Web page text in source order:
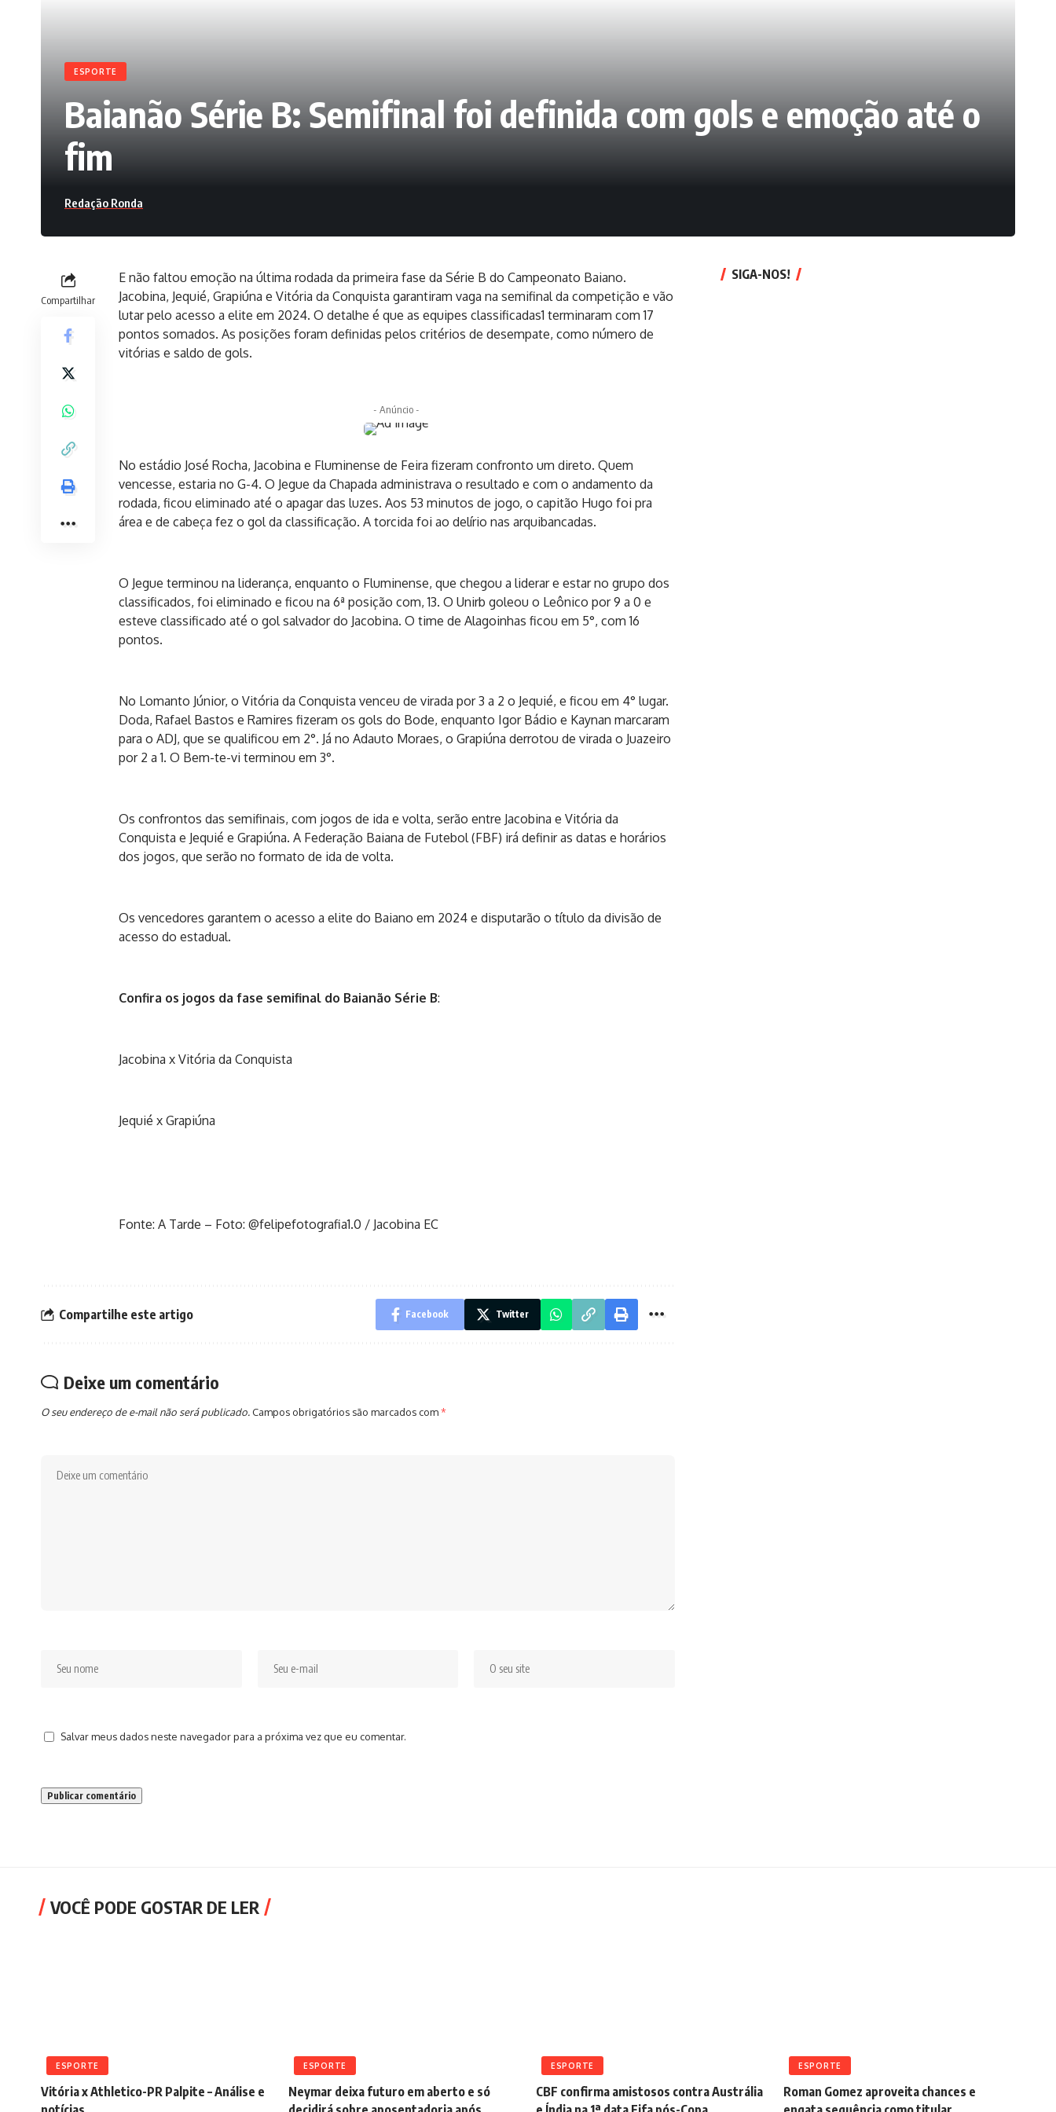
ESPORTE
Baianão Série B: Semifinal foi definida com gols e emoção até o
fim
Redação Ronda
Compartilhar
E não faltou emoção na última rodada da primeira fase da Série B do Campeonato Baiano.
Jacobina, Jequié, Grapiúna e Vitória da Conquista garantiram vaga na semifinal da competição e vão
lutar pelo acesso a elite em 2024. O detalhe é que as equipes classificadas1 terminaram com 17
pontos somados. As posições foram definidas pelos critérios de desempate, como número de
vitórias e saldo de gols.
- Anúncio -
No estádio José Rocha, Jacobina e Fluminense de Feira fizeram confronto um direto. Quem
vencesse, estaria no G-4. O Jegue da Chapada administrava o resultado e com o andamento da
rodada, ficou eliminado até o apagar das luzes. Aos 53 minutos de jogo, o capitão Hugo foi pra
área e de cabeça fez o gol da classificação. A torcida foi ao delírio nas arquibancadas.
O Jegue terminou na liderança, enquanto o Fluminense, que chegou a liderar e estar no grupo dos
classificados, foi eliminado e ficou na 6ª posição com, 13. O Unirb goleou o Leônico por 9 a 0 e
esteve classificado até o gol salvador do Jacobina. O time de Alagoinhas ficou em 5°, com 16
pontos.
No Lomanto Júnior, o Vitória da Conquista venceu de virada por 3 a 2 o Jequié, e ficou em 4° lugar.
Doda, Rafael Bastos e Ramires fizeram os gols do Bode, enquanto Igor Bádio e Kaynan marcaram
para o ADJ, que se qualificou em 2°. Já no Adauto Moraes, o Grapiúna derrotou de virada o Juazeiro
por 2 a 1. O Bem-te-vi terminou em 3°.
Os confrontos das semifinais, com jogos de ida e volta, serão entre Jacobina e Vitória da
Conquista e Jequié e Grapiúna. A Federação Baiana de Futebol (FBF) irá definir as datas e horários
dos jogos, que serão no formato de ida de volta.
Os vencedores garantem o acesso a elite do Baiano em 2024 e disputarão o título da divisão de
acesso do estadual.
Confira os jogos da fase semifinal do Baianão Série B:
Jacobina x Vitória da Conquista
Jequié x Grapiúna
Fonte: A Tarde – Foto: @felipefotografia1.0 / Jacobina EC
Compartilhe este artigo Facebook Twitter
Deixe um comentário
O seu endereço de e-mail não será publicado. Campos obrigatórios são marcados com*
Salvar meus dados neste navegador para a próxima vez que eu comentar.
SIGA-NOS!
VOCÊ PODE GOSTAR DE LER
ESPORTE
Vitória x Athletico-PR Palpite – Análise e
ESPORTE
Neymar deixa futuro em aberto e só
ESPORTE
CBF confirma amistosos contra Austrália
ESPORTE
Roman Gomez aproveita chances e